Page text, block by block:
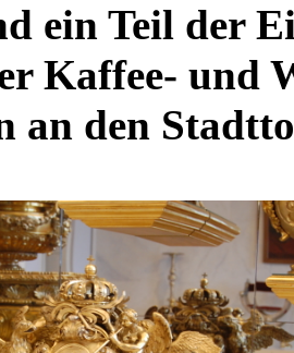
ein Teil der
Kaffee- und
an den